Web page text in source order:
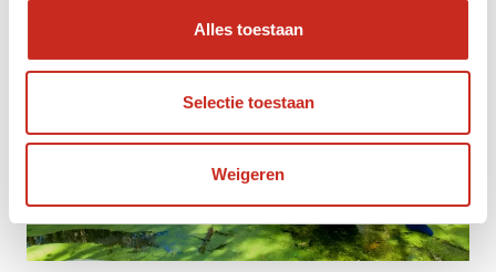
Alles toestaan
Selectie toestaan
Weigeren